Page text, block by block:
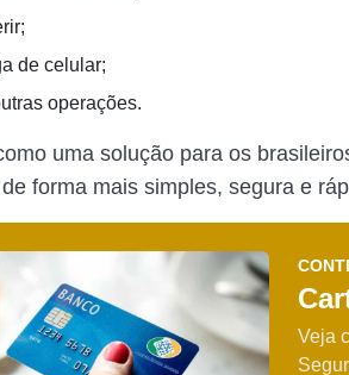
de celular;
operações.
uma solução para os
forma mais simples, segura e
Veja